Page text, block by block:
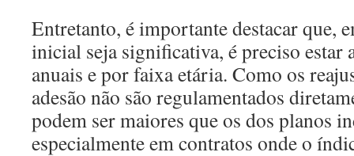
Entretanto, é importante destacar que,
inicial seja significativa, é preciso estar
anuais e por faixa etária. Como os
adesão não são regulamentados
podem ser maiores que os dos planos
especialmente em contratos onde o